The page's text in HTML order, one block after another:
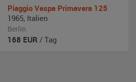
Piaggio Vespa Primavera 125
1965, Italien
Berlin
168 EUR / Tag